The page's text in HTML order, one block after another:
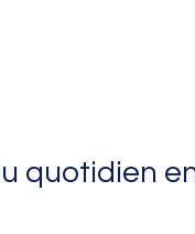
quotidien